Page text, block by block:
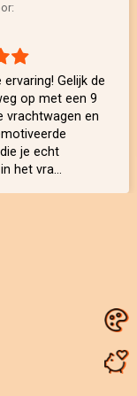
ervaring! Gelijk de
op met een 9
vrachtwagen en
je echt
het vra...